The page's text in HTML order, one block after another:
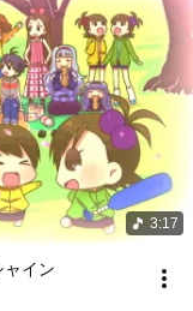
3:17
ャイン